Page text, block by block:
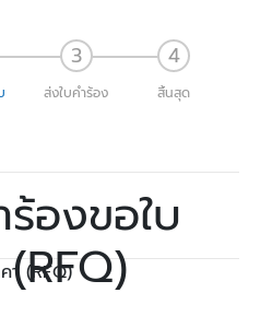
ส่งใบคำร้อง สิ้นสุด
องขอใบ
า (RFQ)